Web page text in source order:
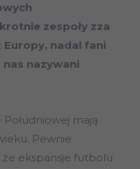
zespoły zza
Europy, nadal fani
nazywani
mają
Pewnie
że ekspansje futbolu